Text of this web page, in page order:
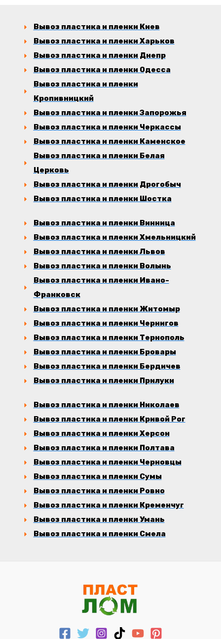
Вывоз пластика и пленки Киев
Вывоз пластика и пленки Харьков
Вывоз пластика и пленки Днепр
Вывоз пластика и пленки Одесса
Вывоз пластика и пленки
Кропивницкий
Вывоз пластика и пленки Запорожья
Вывоз пластика и пленки Черкассы
Вывоз пластика и пленки Каменское
Вывоз пластика и пленки Белая
Церковь
Вывоз пластика и пленки Дрогобыч
Вывоз пластика и пленки Шостка
Вывоз пластика и пленки Винница
Вывоз пластика и пленки Хмельницкий
Вывоз пластика и пленки Львов
Вывоз пластика и пленки Волынь
Вывоз пластика и пленки Ивано-
Франковск
Вывоз пластика и пленки Житомыр
Вывоз пластика и пленки Чернигов
Вывоз пластика и пленки Тернополь
Вывоз пластика и пленки Бровары
Вывоз пластика и пленки Бердичев
Вывоз пластика и пленки Прилуки
Вывоз пластика и пленки Николаев
Вывоз пластика и пленки Кривой Рог
Вывоз пластика и пленки Херсон
Вывоз пластика и пленки Полтава
Вывоз пластика и пленки Черновцы
Вывоз пластика и пленки Сумы
Вывоз пластика и пленки Ровно
Вывоз пластика и пленки Кременчуг
Вывоз пластика и пленки Умань
Вывоз пластика и пленки Смела